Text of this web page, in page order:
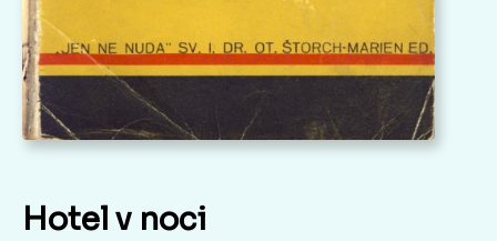
Hotel v noci